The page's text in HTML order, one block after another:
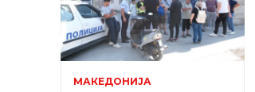
МАКЕДОНИЈА